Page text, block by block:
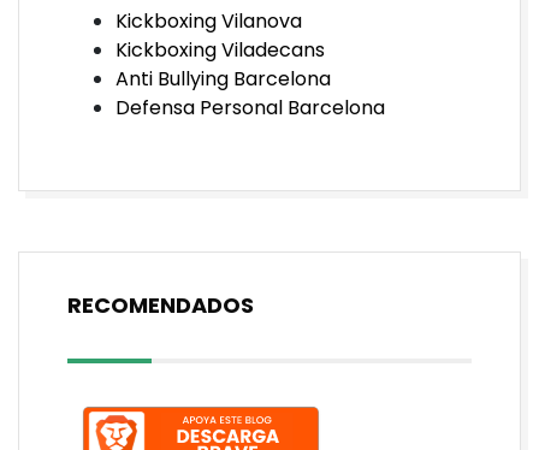
Kickboxing Vilanova
Kickboxing Viladecans
Anti Bullying Barcelona
Defensa Personal Barcelona
RECOMENDADOS